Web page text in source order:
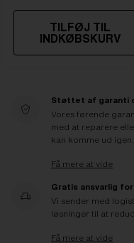
TILFØJ TIL
INDKØBSKURV
Støttet af garanti
Vores førende
med at reparere
kan komme ud igen.
Få mere at vide
Gratis ansvarlig
Vi sender med
løsninger til at
Få mere at vide